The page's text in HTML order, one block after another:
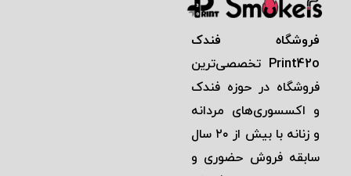
فروشگاه فندک
Print42o تخصصی‌ترين
فروشگاه در حوزه فندک
و اكسسوری‌های مردانه
و زنانه با بيش از ٢٠ سال
سابقه فروش حضوری و